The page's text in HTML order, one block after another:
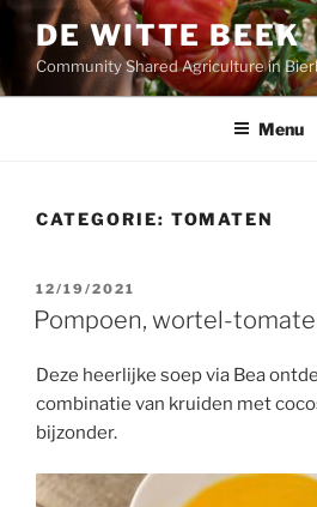
Ga
inhoud
DE WITTE BEEK
Community Shared Agriculture in
Menu
CATEGORIE: TOMATEN
GEPLAATST
OP
12/19/2021
Pompoen, wortel-
Deze heerlijke soep via Bea
combinatie van kruiden met
bijzonder.